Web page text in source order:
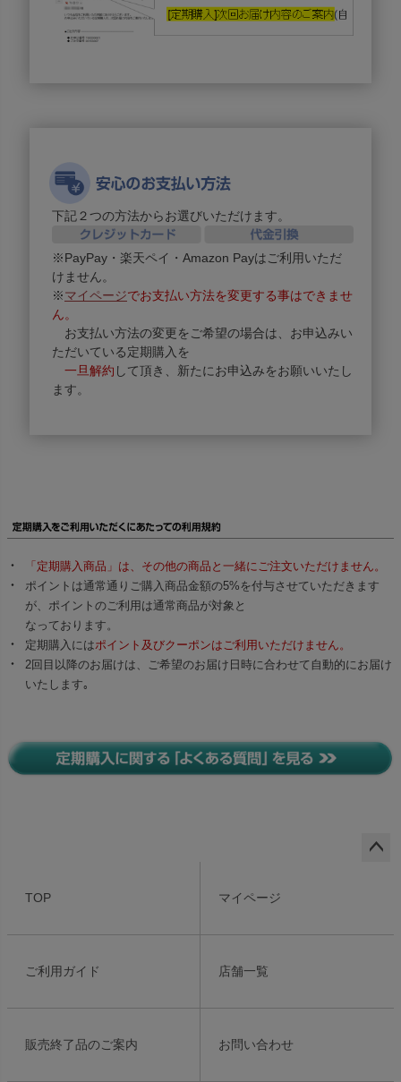
下記２つの方法からお選びいただけます。
※PayPay・楽天ペイ・Amazon Payはご利用いただ
けません。
※マイページでお支払い方法を変更する事はできませ
ん。
お支払い方法の変更をご希望の場合は、お申込みい
ただいている定期購入を
一旦解約 して頂き、新たにお申込みをお願いいたし
ます。
「定期購入商品」は、その他の商品と一緒にご注文いただけません。
ポイントは通常通りご購入商品金額の5%を付与させていただきます
が、ポイントのご利用は通常商品が対象と
なっております。
定期購入にはポイント及びクーポンはご利用いただけません。
2回目以降のお届けは、ご希望のお届け日時に合わせて自動的にお届け
いたします｡
TOP マイページ
ご利用ガイド 店舗一覧
販売終了品のご案内 お問い合わせ